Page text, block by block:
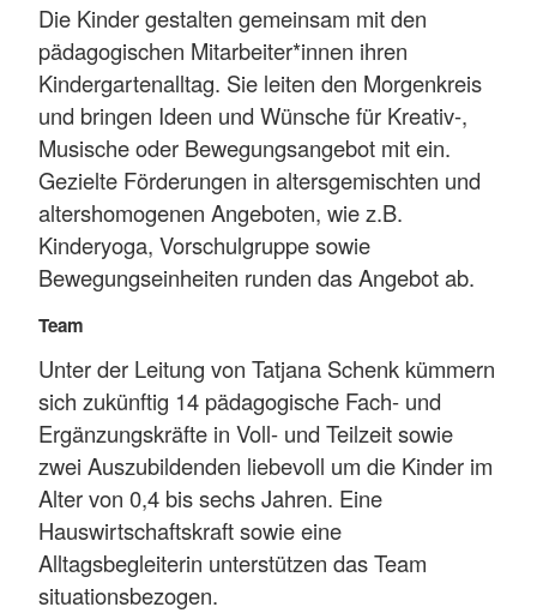
Die Kinder gestalten gemeinsam mit den
pädagogischen Mitarbeiter*innen ihren
Kindergartenalltag. Sie leiten den Morgenkreis
und bringen Ideen und Wünsche für Kreativ-,
Musische oder Bewegungsangebot mit ein.
Gezielte Förderungen in altersgemischten und
altershomogenen Angeboten, wie z.B.
Kinderyoga, Vorschulgruppe sowie
Bewegungseinheiten runden das Angebot ab.
Team
Unter der Leitung von Tatjana Schenk kümmern
sich zukünftig 14 pädagogische Fach- und
Ergänzungskräfte in Voll- und Teilzeit sowie
zwei Auszubildenden liebevoll um die Kinder im
Alter von 0,4 bis sechs Jahren. Eine
Hauswirtschaftskraft sowie eine
Alltagsbegleiterin unterstützen das Team
situationsbezogen.